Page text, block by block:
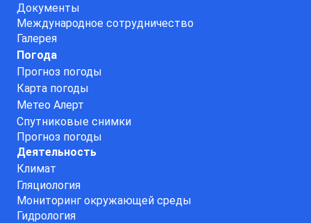
Документы
Международное сотрудничество
Галерея
Погода
Прогноз погоды
Карта погоды
Метео Алерт
Спутниковые снимки
Прогноз погоды
Деятельность
Климат
Гляциология
Мониторинг окружающей среды
Гидрология